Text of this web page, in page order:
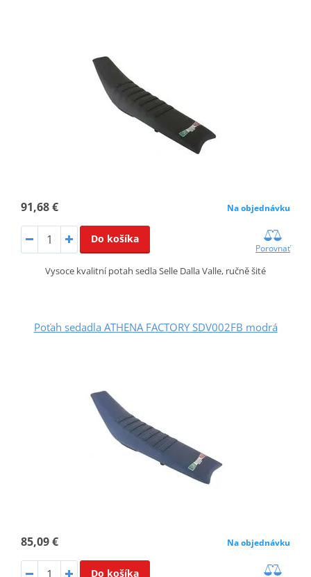
91,68 € Na objednávku
Do košíka
Porovnať
Vysoce kvalitní potah sedla Selle Dalla Valle, ručně šité
Poťah sedadla ATHENA FACTORY SDV002FB modrá
85,09 € Na objednávku
Do košíka